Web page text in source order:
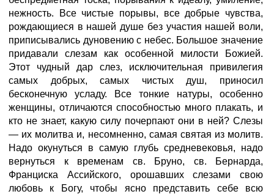
нежность. Все чистые порывы, все добрые чувства,
рождающиеся в нашей душе без участия нашей воли,
приписывались дуновению с небес. Большое значение
придавали слезам как особенной милости Божией.
Этот чудный дар слез, исключительная привилегия
самых добрых, самых чистых душ, приносил
бесконечную усладу. Все тонкие натуры, особенно
женщины, отличаются способностью много плакать, и
кто не знает, какую силу почерпают они в ней? Слезы
— их молитва и, несомненно, самая святая из молитв.
Надо окунуться в самую глубь средневековья, надо
вернуться к временам св. Бруно, св. Бернарда,
Франциска Ассийского, орошавших слезами свою
любовь к Богу, чтобы ясно представить себе всю